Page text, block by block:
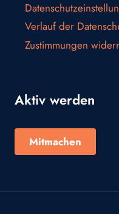
Verlauf der
Zustimmungen
Aktiv werden
Mitmachen